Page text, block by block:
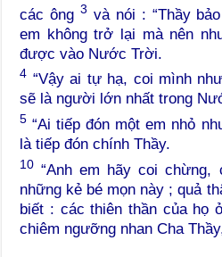
các ông3 và nói : “Thầy
em không trở lại mà nên
được vào Nước Trời.
4 “Vậy ai tự hạ, coi mình
sẽ là người lớn nhất trong
5 “Ai tiếp đón một em nhỏ
là tiếp đón chính Thầy.
10 “Anh em hãy coi chừng,
những kẻ bé mọn này ; quả
biết : các thiên thần của họ
chiêm ngưỡng nhan Cha